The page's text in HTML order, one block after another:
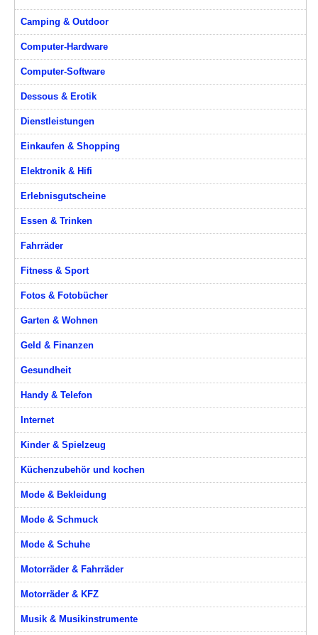
Camping & Outdoor
Computer-Hardware
Computer-Software
Dessous & Erotik
Dienstleistungen
Einkaufen & Shopping
Elektronik & Hifi
Erlebnisgutscheine
Essen & Trinken
Fahrräder
Fitness & Sport
Fotos & Fotobücher
Garten & Wohnen
Geld & Finanzen
Gesundheit
Handy & Telefon
Internet
Kinder & Spielzeug
Küchenzubehör und kochen
Mode & Bekleidung
Mode & Schmuck
Mode & Schuhe
Motorräder & Fahrräder
Motorräder & KFZ
Musik & Musikinstrumente